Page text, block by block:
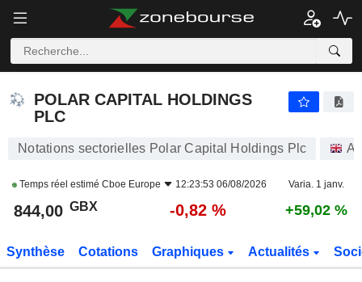
POLAR CAPITAL HOLDINGS
PLC
Notations sectorielles Polar Capital Holdings Plc
Temps réel estimé Cboe Europe 12:23:53 06/08/2026 Varia. 1 janv.
844,00 GBX -0,82 % +59,02 %
Synthèse Cotations Graphiques Actualités